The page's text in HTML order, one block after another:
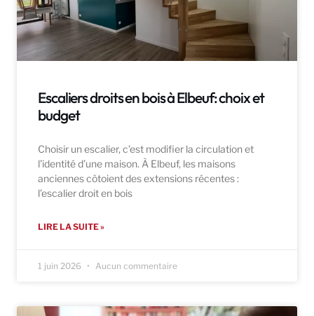
Escaliers droits en bois à Elbeuf: choix et
budget
Choisir un escalier, c’est modifier la circulation et
l’identité d’une maison. À Elbeuf, les maisons
anciennes côtoient des extensions récentes :
l’escalier droit en bois
LIRE LA SUITE »
1 juin 2026 Aucun commentaire